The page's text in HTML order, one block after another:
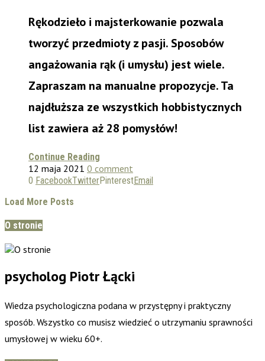
Rękodzieło i majsterkowanie pozwala
tworzyć przedmioty z pasji. Sposobów
angażowania rąk (i umysłu) jest wiele.
Zapraszam na manualne propozycje. Ta
najdłuższa ze wszystkich hobbistycznych
list zawiera aż 28 pomysłów!
Continue Reading
12 maja 2021 0 comment
0 FacebookTwitterPinterestEmail
Load More Posts
O stronie
psycholog Piotr Łącki
Wiedza psychologiczna podana w przystępny i praktyczny
sposób. Wszystko co musisz wiedzieć o utrzymaniu sprawności
umysłowej w wieku 60+.